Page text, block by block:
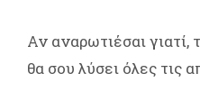
Αν αναρωτιέσαι γιατί,
θα σου λύσει όλες τις